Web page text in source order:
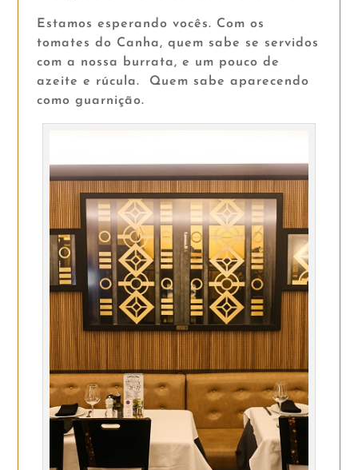
Estamos esperando vocês. Com os
tomates do Canha, quem sabe se servidos
com a nossa burrata, e um pouco de
azeite e rúcula. Quem sabe aparecendo
como guarnição.